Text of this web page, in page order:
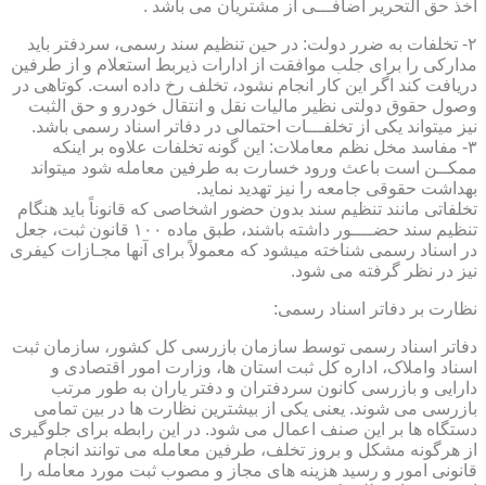
اخذ حق التحریر اضافـــی از مشتریان می باشد .
۲- تخلفات به ضرر دولت: در حین تنظیم سند رسمی، سردفتر باید
مدارکی را برای جلب موافقت از ادارات ذیربط استعلام و از طرفین
دریافت کند اگر این کار انجام نشود، تخلف رخ داده است. کوتاهی در
وصول حقوق دولتی نظیر مالیات نقل و انتقال خودرو و حق الثبت
نیز میتواند یکی از تخلفـــات احتمالی در دفاتر اسناد رسمی باشد.
۳- مفاسد مخل نظم معاملات: این گونه تخلفات علاوه بر اینکه
ممکــن است باعث ورود خسارت به طرفین معامله شود میتواند
بهداشت حقوقی جامعه را نیز تهدید نماید.
تخلفاتی مانند تنظیم سند بدون حضور اشخاصی که قانوناً باید هنگام
تنظیم سند حضــــور داشته باشند، طبق ماده ۱۰۰ قانون ثبت، جعل
در اسناد رسمی شناخته میشود که معمولاً برای آنها مجـازات کیفری
نیز در نظر گرفته می شود.
نظارت بر دفاتر اسناد رسمی:
دفاتر اسناد رسمی توسط سازمان بازرسی کل کشور، سازمان ثبت
اسناد واملاک، اداره کل ثبت استان ها، وزارت امور اقتصادی و
دارایی و بازرسی کانون سردفتران و دفتر یاران به طور مرتب
بازرسی می شوند. یعنی یکی از بیشترین نظارت ها در بین تمامی
دستگاه ها بر این صنف اعمال می شود. در این رابطه برای جلوگیری
از هرگونه مشکل و بروز تخلف، طرفین معامله می توانند انجام
قانونی امور و رسید هزینه های مجاز و مصوب ثبت مورد معامله را